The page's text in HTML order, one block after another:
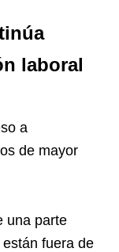
laboral
a
de mayor
una parte
fuera de